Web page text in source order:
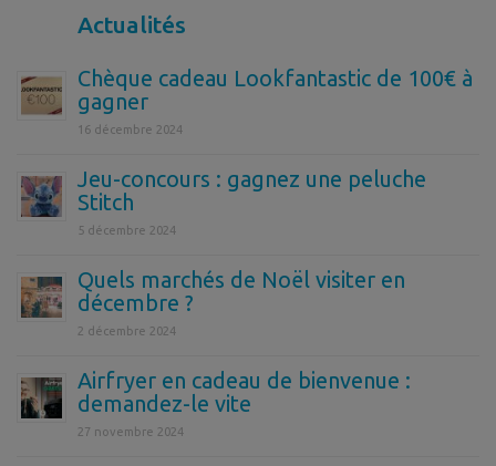
Actualités
Chèque cadeau Lookfantastic de 100€ à
gagner
16 décembre 2024
Jeu-concours : gagnez une peluche
Stitch
5 décembre 2024
Quels marchés de Noël visiter en
décembre ?
2 décembre 2024
Airfryer en cadeau de bienvenue :
demandez-le vite
27 novembre 2024